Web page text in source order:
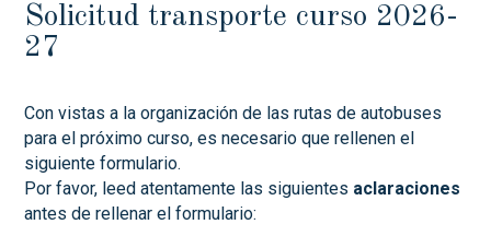
Solicitud transporte curso 2026-
27
Con vistas a la organización de las rutas de autobuses
para el próximo curso, es necesario que rellenen el
siguiente formulario.
Por favor, leed atentamente las siguientes aclaraciones
antes de rellenar el formulario: